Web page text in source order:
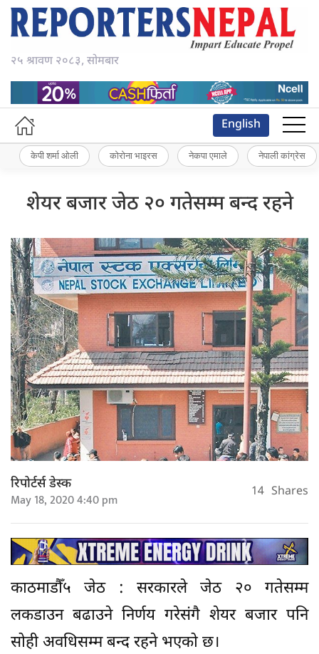
२५ श्रावण २०८३, सोमबार
English
केपी शर्मा ओली कोरोना भाइरस नेकपा एमाले नेपाली कांग्रेस
शेयर बजार जेठ २० गतेसम्म बन्द रहने
रिपोर्टर्स डेस्क
May 18, 2020 4:40 pm 14 Shares
काठमाडौँ५ जेठ : सरकारले जेठ २० गतेसम्म
लकडाउन बढाउने निर्णय गरेसंगै शेयर बजार पनि
सोही अवधिसम्म बन्द रहने भएको छ।